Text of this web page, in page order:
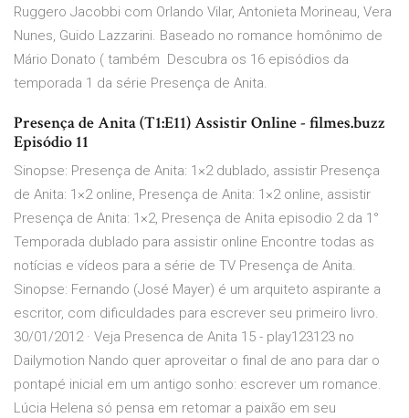
Ruggero Jacobbi com Orlando Vilar, Antonieta Morineau, Vera
Nunes, Guido Lazzarini. Baseado no romance homônimo de
Mário Donato ( também Descubra os 16 episódios da
temporada 1 da série Presença de Anita.
Presença de Anita (T1:E11) Assistir Online - filmes.buzz
Episódio 11
Sinopse: Presença de Anita: 1×2 dublado, assistir Presença
de Anita: 1×2 online, Presença de Anita: 1×2 online, assistir
Presença de Anita: 1×2, Presença de Anita episodio 2 da 1°
Temporada dublado para assistir online Encontre todas as
notícias e vídeos para a série de TV Presença de Anita.
Sinopse: Fernando (José Mayer) é um arquiteto aspirante a
escritor, com dificuldades para escrever seu primeiro livro.
30/01/2012 · Veja Presenca de Anita 15 - play123123 no
Dailymotion Nando quer aproveitar o final de ano para dar o
pontapé inicial em um antigo sonho: escrever um romance.
Lúcia Helena só pensa em retomar a paixão em seu